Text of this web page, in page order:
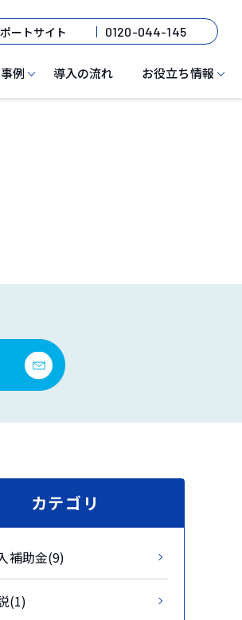
ートサイト 0120-044-145
例 導入の流れ お役立ち情報
カテゴリ
補助金(9)
(1)